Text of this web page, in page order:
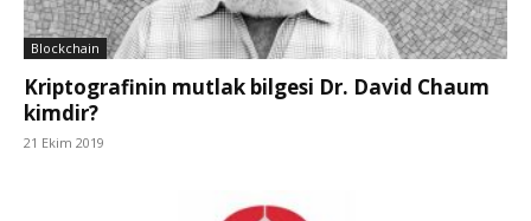
Blockchain
Kriptografinin mutlak bilgesi Dr. David Chaum
kimdir?
21 Ekim 2019